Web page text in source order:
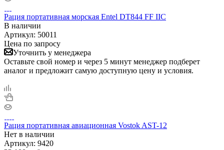
Рация портативная морская Entel DT844 FF IIC
В наличии
Артикул: 50011
Цена по запросу
Уточнить у менеджера
Оставьте свой номер и через 5 минут менеджер подберет
аналог и предложит самую доступную цену и условия.
Рация портативная авиационная Vostok AST-12
Нет в наличии
Артикул: 9420